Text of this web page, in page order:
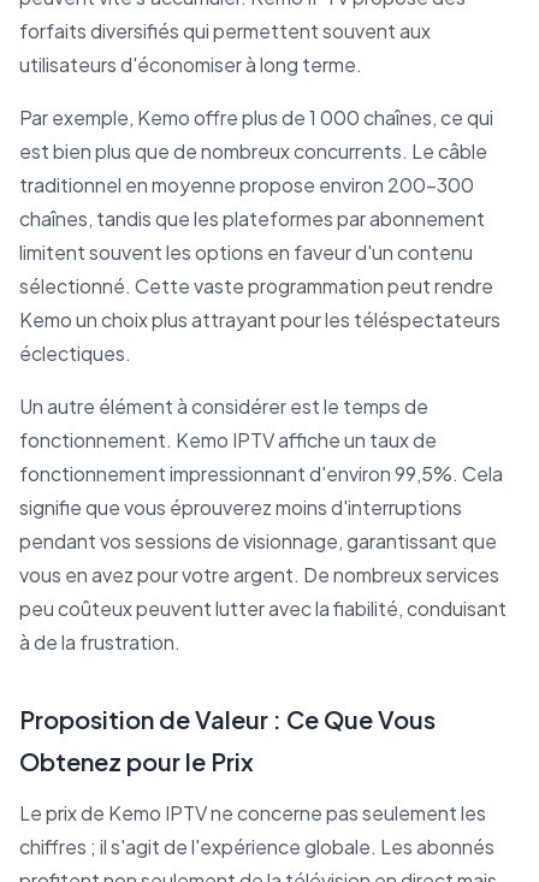
forfaits diversifiés qui permettent souvent aux
utilisateurs d'économiser à long terme.
Par exemple, Kemo offre plus de 1 000 chaînes, ce qui
est bien plus que de nombreux concurrents. Le câble
traditionnel en moyenne propose environ 200-300
chaînes, tandis que les plateformes par abonnement
limitent souvent les options en faveur d'un contenu
sélectionné. Cette vaste programmation peut rendre
Kemo un choix plus attrayant pour les téléspectateurs
éclectiques.
Un autre élément à considérer est le temps de
fonctionnement. Kemo IPTV affiche un taux de
fonctionnement impressionnant d'environ 99,5%. Cela
signifie que vous éprouverez moins d'interruptions
pendant vos sessions de visionnage, garantissant que
vous en avez pour votre argent. De nombreux services
peu coûteux peuvent lutter avec la fiabilité, conduisant
à de la frustration.
Proposition de Valeur : Ce Que Vous
Obtenez pour le Prix
Le prix de Kemo IPTV ne concerne pas seulement les
chiffres ; il s'agit de l'expérience globale. Les abonnés